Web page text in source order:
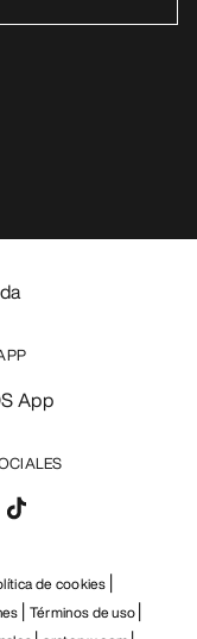
App
de cookies
Términos de uso